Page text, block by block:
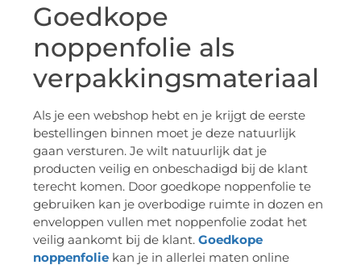
Goedkope
noppenfolie als
verpakkingsmateriaal
Als je een webshop hebt en je krijgt de eerste
bestellingen binnen moet je deze natuurlijk
gaan versturen. Je wilt natuurlijk dat je
producten veilig en onbeschadigd bij de klant
terecht komen. Door goedkope noppenfolie te
gebruiken kan je overbodige ruimte in dozen en
enveloppen vullen met noppenfolie zodat het
veilig aankomt bij de klant. Goedkope
noppenfolie kan je in allerlei maten online